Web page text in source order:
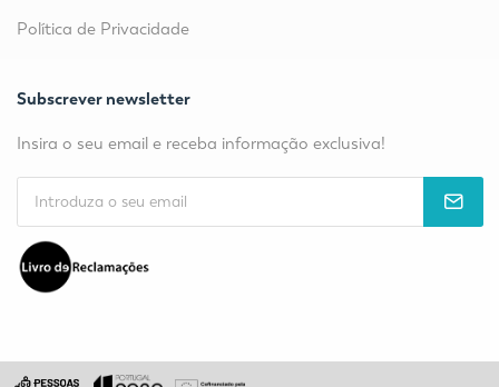
Política de Privacidade
Subscrever newsletter
Insira o seu email e receba informação exclusiva!